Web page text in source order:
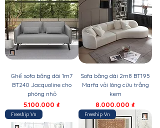
Ghế sofa băng dài 1m7
BT240 Jacquoline cho
phòng nhỏ
Giá
5.100.000 ₫
Sofa băng dài 2m8 BT195
Marfa vải lông cừu trắng
kem
Giá
8.000.000 ₫
Freeship Vn Freeship Vn